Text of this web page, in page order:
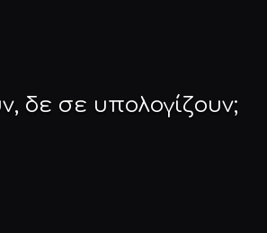
δε σε υπολογίζουν;